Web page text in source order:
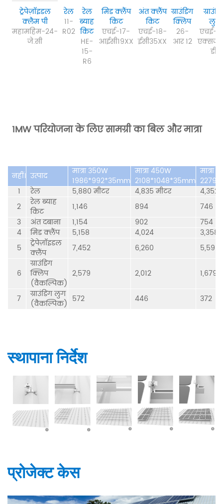
ट्रेपेज़ॉइडल
क्लैमपी
महामहिम-24-
जे.सी
रेल
11-
R02
रेल
ब्याह
किट
HE-
15-
R6
मिड क्लैंप
किट
एचई-17-
आईसी19XX
अंत क्लैंप
किट
एचई-18-
ईसी35XX
ग्राउंडिंग
क्लिप
26-
आर 12
लुग
एचई-
डी1
1MW परियोजना के लिए सामग्री का बिल और मात्रा
नहीं। उत्पाद
मात्रा 350W
1986*992*35mm
मात्रा 450W
2108*1048*35mm
मात्रा
1
रेल 5,880 मीटर 4,835 मीटर
4,352
2
रेल ब्याह
किट
1,146 894
746
3
अंत दबाना 1,154 902
754
4
मिड क्लैंप 5,158 4,024
3,358
5
ट्रेपेज़ॉइडल
क्लैंप
7,452 6,260 5,596
6
ग्राउंडिंग
क्लिप
(वैकल्पिक)
2,579 2,012 1,679
7
ग्राउंडिंग लुग
(वैकल्पिक) 572 446 372
स्थापाना निर्देश
प्रोजेक्ट केस